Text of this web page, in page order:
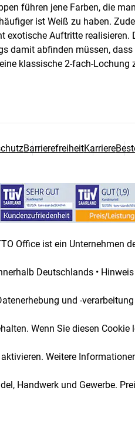
führen jene Farben, die
ist Weiß zu haben.
exotische Auftritte
damit abfinden müssen,
klassische 2-fach-
BarrierefreiheitKarriere
Office ist ein Unternehmen
Deutschlands •
und -
Wenn Sie diesen
Weitere
Handwerk und Gewerbe.